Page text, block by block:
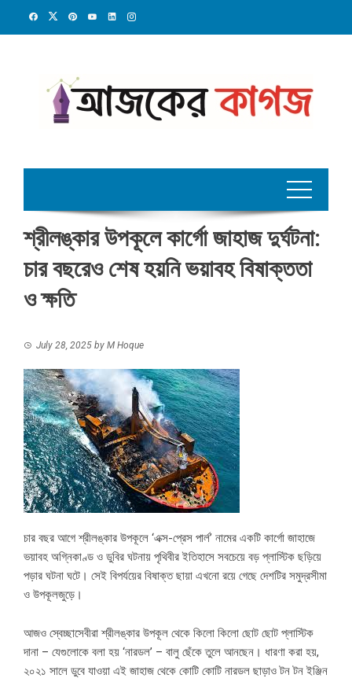
শ্রীলঙ্কার উপকূলে কার্গো জাহাজ দুর্ঘটনা:
চার বছরেও শেষ হয়নি ভয়াবহ বিষাক্ততা
ও ক্ষতি
July 28, 2025 by M Hoque
চার বছর আগে শ্রীলঙ্কার উপকূলে ‘এক্স-প্রেস পার্ল’ নামের একটি কার্গো জাহাজে
ভয়াবহ অগ্নিকাণ্ড ও ডুবির ঘটনায় পৃথিবীর ইতিহাসে সবচেয়ে বড় প্লাস্টিক ছড়িয়ে
পড়ার ঘটনা ঘটে। সেই বিপর্যয়ের বিষাক্ত ছায়া এখনো রয়ে গেছে দেশটির সমুদ্রসীমা
ও উপকূলজুড়ে।
আজও স্বেচ্ছাসেবীরা শ্রীলঙ্কার উপকূল থেকে কিলো কিলো ছোট ছোট প্লাস্টিক
দানা – যেগুলোকে বলা হয় ‘নারডল’ – বালু ছেঁকে তুলে আনছেন। ধারণা করা হয়,
২০২১ সালে ডুবে যাওয়া এই জাহাজ থেকে কোটি কোটি নারডল ছাড়াও টন টন ইঞ্জিন